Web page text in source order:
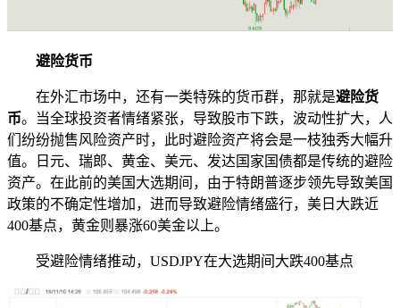
避险货币
在外汇市场中，还有一类特殊的货币群，那就是避险货
币。当全球投资者情绪紧张，导致股市下跌，波动性扩大，人
们纷纷抛售风险资产时，此时避险资产将会是一枝独秀大幅升
值。日元、瑞郎、黄金、美元、发达国家国债都是传统的避险
资产。在此前的美国大选期间，由于特朗普逐步领先导致美国
政策的不确定性增加，进而导致避险情绪盛行，美日大跌近
400基点，黄金则暴涨60美金以上。
受避险情绪推动，USDJPY在大选期间大跌400基点